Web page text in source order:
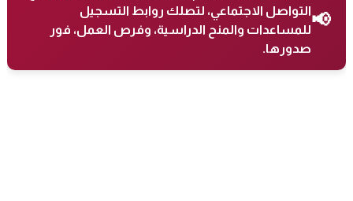
📢التواصل الاجتماعي، لتصلك روابط التسجيل
للمساعدات والمنح الدراسية، وفرص العمل، فور
صدورها.